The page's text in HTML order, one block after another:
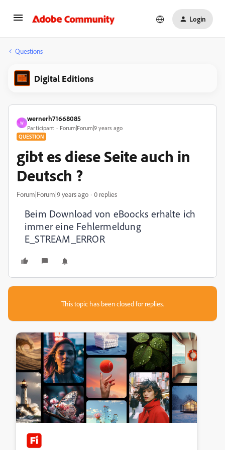
Login
Questions
Digital Editions
W
wernerh71668085
Participant Forum|Forum|9 years ago
QUESTION
gibt es diese Seite auch in
Deutsch ?
Forum|Forum|9 years ago 0 replies
Beim Download von eBoocks erhalte ich
immer eine Fehlermeldung
E_STREAM_ERROR
This topic has been closed for replies.